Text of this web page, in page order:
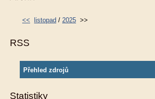
<< listopad / 2025 >>
RSS
Přehled zdrojů
Statistiky